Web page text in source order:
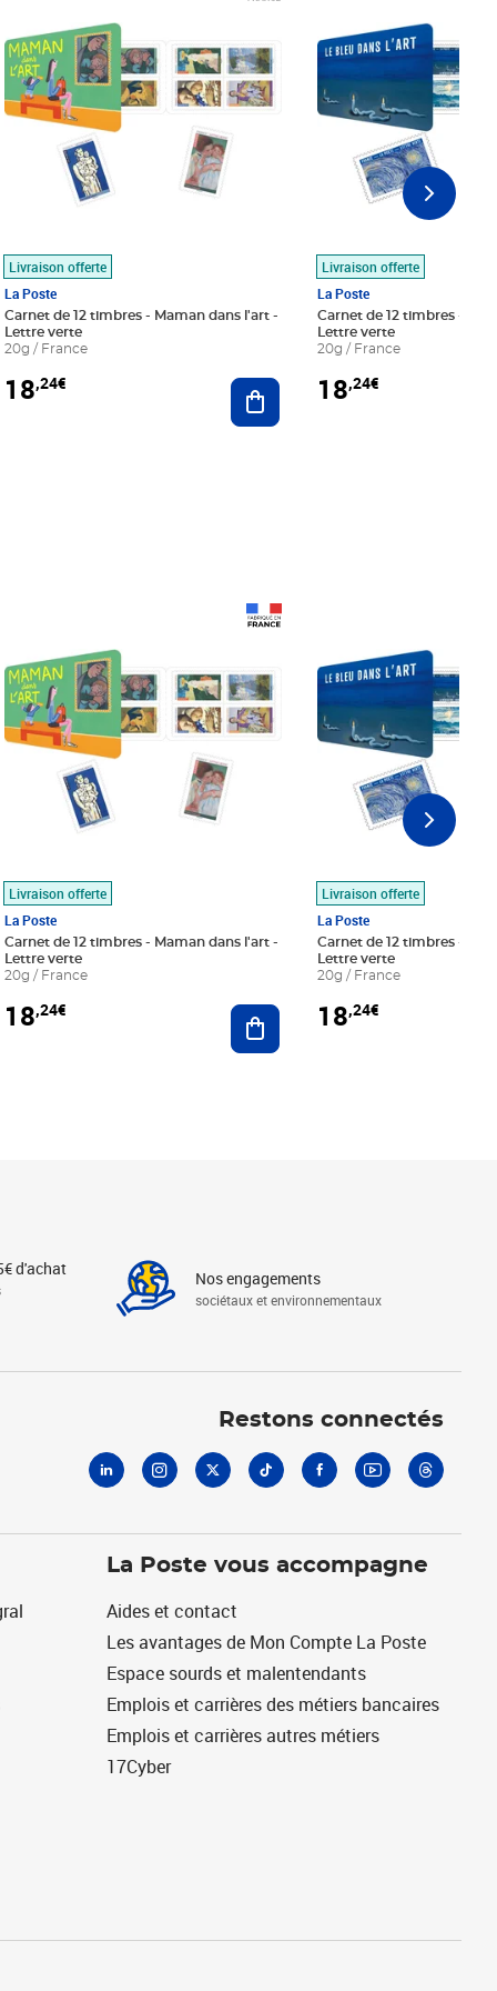
au panier
Livraison offerte
La Poste
Carnet de 12 timbres - Maman dans l'art -
Lettre verte
20g / France
18,24€ Ajouter au panier
Livraison offerte
La Poste
Carnet de 12 timbres - Le
Lettre verte
20g / France
18,24€
au panier
Livraison offerte
La Poste
Carnet de 12 timbres - Maman dans l'art -
Lettre verte
20g / France
18,24€ Ajouter au panier
Livraison offerte
La Poste
Carnet de 12 timbres - Le
Lettre verte
20g / France
18,24€
d'achat Nos engagements
sociétaux et environnementaux
Restons connectés
La Poste vous accompagne
Aides et contact
Les avantages de Mon Compte La Poste
Espace sourds et malentendants
Emplois et carrières des métiers bancaires
Emplois et carrières autres métiers
17Cyber